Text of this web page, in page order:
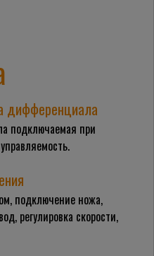
дифференциала
подключаемая при
подключение ножа,
регулировка скорости,